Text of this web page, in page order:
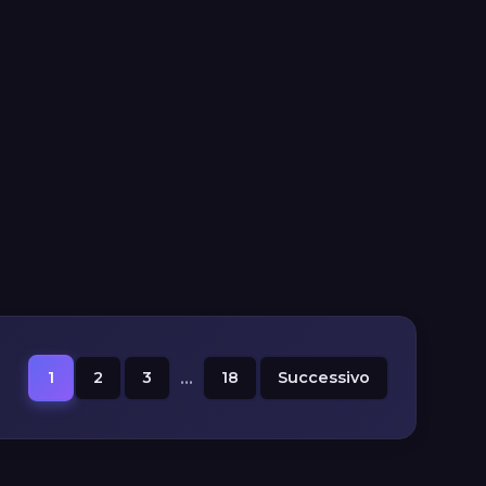
1 2 3 ... 18 Successivo